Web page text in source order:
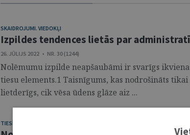
SKAIDROJUMI. VIEDOKĻI
Izpildes tendences lietās par
26. JŪLIJS 2022 • NR. 30 (1244)
Nolēmumu izpilde neapšaubāmi ir svarīgs
tiesu elements.1 Taisnīgums, kas nodrošināts
lietderīgs, cik vēsa ūdens glāze aiz ...
TIESĪBU POLITIKA